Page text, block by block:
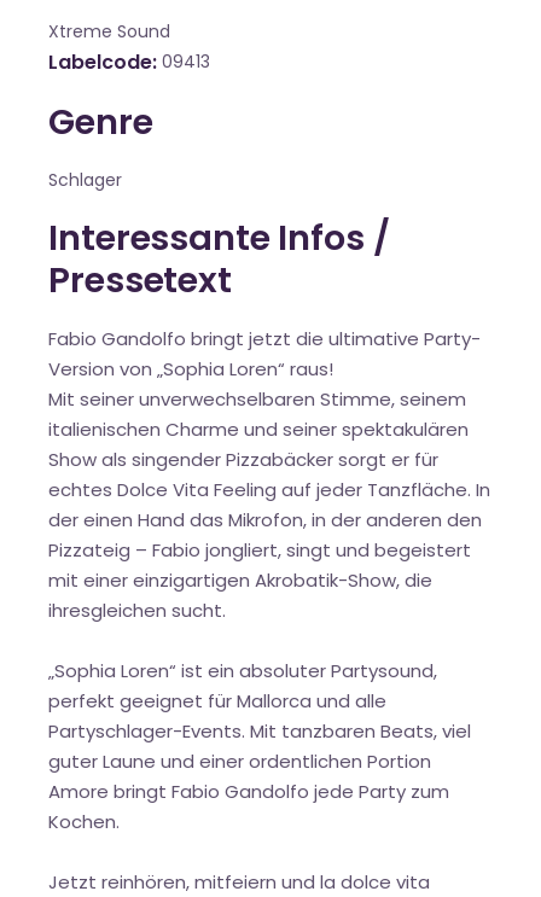
Xtreme Sound
Labelcode 09413
Genre
Schlager
Interessante Infos /
Pressetext
Fabio Gandolfo bringt jetzt die ultimative Party-
Version von „Sophia Loren“ raus!
Mit seiner unverwechselbaren Stimme, seinem
italienischen Charme und seiner spektakulären
Show als singender Pizzabäcker sorgt er für
echtes Dolce Vita Feeling auf jeder Tanzfläche. In
der einen Hand das Mikrofon, in der anderen den
Pizzateig – Fabio jongliert, singt und begeistert
mit einer einzigartigen Akrobatik-Show, die
ihresgleichen sucht.
„Sophia Loren“ ist ein absoluter Partysound,
perfekt geeignet für Mallorca und alle
Partyschlager-Events. Mit tanzbaren Beats, viel
guter Laune und einer ordentlichen Portion
Amore bringt Fabio Gandolfo jede Party zum
Kochen.
Jetzt reinhören, mitfeiern und la dolce vita